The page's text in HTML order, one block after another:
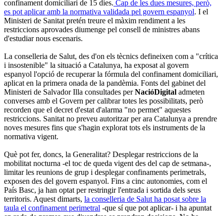
confinament domiciliari de 15 dies. Cap de les dues mesures, però,
es pot aplicar amb la normativa validada pel govern espanyol. I el
Ministeri de Sanitat pretén treure el màxim rendiment a les
restriccions aprovades diumenge pel consell de ministres abans
d'estudiar nous escenaris.
La conselleria de Salut, des d'on els tècnics defineixen com a "crítica
i insostenible" la situació a Catalunya, ha exposat al govern
espanyol l'opció de recuperar la fórmula del confinament domiciliari,
aplicat en la primera onada de la pandèmia. Fonts del gabinet del
Ministeri de Salvador Illa consultades perNacióDigital admeten
converses amb el Govern per calibrar totes les possibilitats, però
recorden que el decret d'estat d'alarma "no permet" aquestes
restriccions. Sanitat no preveu autoritzar per ara Catalunya a prendre
noves mesures fins que s'hagin explorat tots els instruments de la
normativa vigent.
Què pot fer, doncs, la Generalitat? Desplegar restriccions de la
mobilitat nocturna -el toc de queda vigent des del cap de setmana-,
limitar les reunions de grup i desplegar confinaments perimetrals,
exposen des del govern espanyol. Fins a cinc autonomies, com el
País Basc, ja han optat per restringir l'entrada i sortida dels seus
territoris. Aquest dimarts, la conselleria de Salut ha posat sobre la
taula el confinament perimetral -que sí que pot aplicar- i ha apuntat